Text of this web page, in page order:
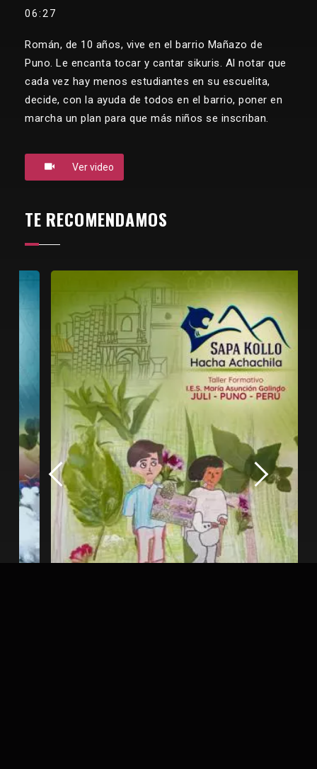
06:27
Román, de 10 años, vive en el barrio Mañazo de
Puno. Le encanta tocar y cantar sikuris. Al notar que
cada vez hay menos estudiantes en su escuelita,
decide, con la ayuda de todos en el barrio, poner en
marcha un plan para que más niños se inscriban.
Ver video
TE RECOMENDAMOS
Previous Next